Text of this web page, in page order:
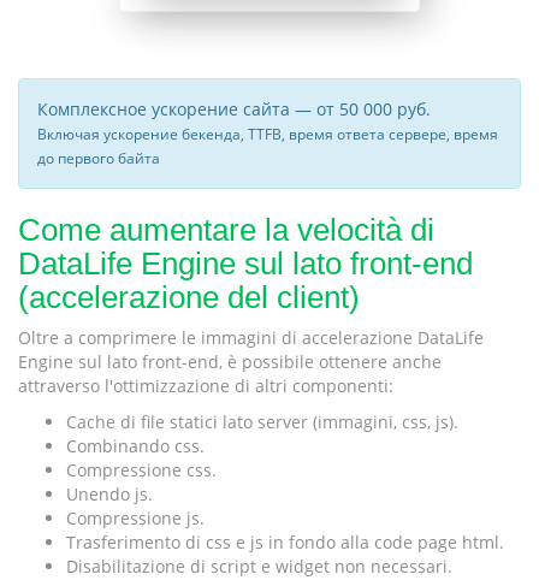
Комплексное ускорение сайта — от 50 000 руб.
Включая ускорение бекенда, TTFB, время ответа сервере, время
до первого байта
Come aumentare la velocità di
DataLife Engine sul lato front-end
(accelerazione del client)
Oltre a comprimere le immagini di accelerazione DataLife
Engine sul lato front-end, è possibile ottenere anche
attraverso l'ottimizzazione di altri componenti:
Cache di file statici lato server (immagini, css, js).
Combinando css.
Compressione css.
Unendo js.
Compressione js.
Trasferimento di css e js in fondo alla code page html.
Disabilitazione di script e widget non necessari.